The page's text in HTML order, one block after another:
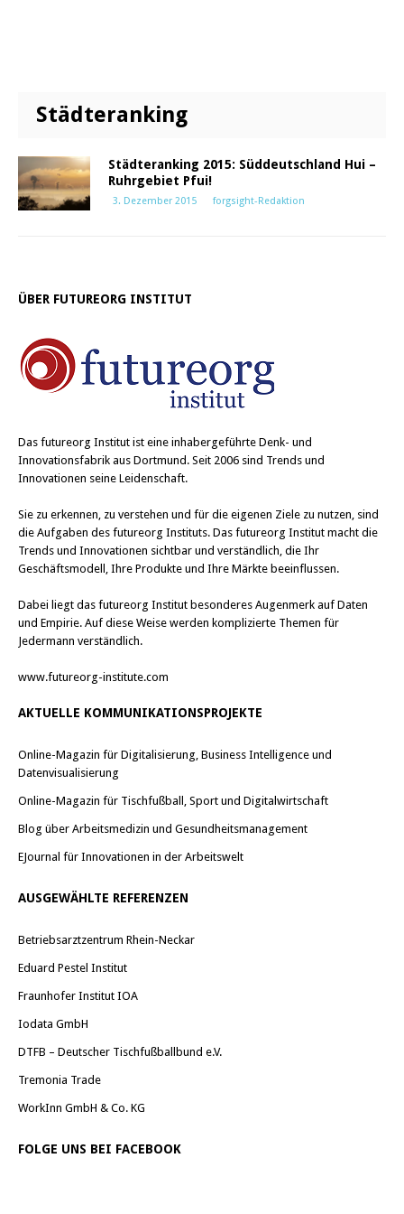
Städteranking
Städteranking 2015: Süddeutschland Hui –
Ruhrgebiet Pfui!
3. Dezember 2015 forgsight-Redaktion
ÜBER FUTUREORG INSTITUT
Das futureorg Institut ist eine inhabergeführte Denk- und
Innovationsfabrik aus Dortmund. Seit 2006 sind Trends und
Innovationen seine Leidenschaft.
Sie zu erkennen, zu verstehen und für die eigenen Ziele zu nutzen, sind
die Aufgaben des futureorg Instituts. Das futureorg Institut macht die
Trends und Innovationen sichtbar und verständlich, die Ihr
Geschäftsmodell, Ihre Produkte und Ihre Märkte beeinflussen.
Dabei liegt das futureorg Institut besonderes Augenmerk auf Daten
und Empirie. Auf diese Weise werden komplizierte Themen für
Jedermann verständlich.
www.futureorg-institute.com
AKTUELLE KOMMUNIKATIONSPROJEKTE
Online-Magazin für Digitalisierung, Business Intelligence und
Datenvisualisierung
Online-Magazin für Tischfußball, Sport und Digitalwirtschaft
Blog über Arbeitsmedizin und Gesundheitsmanagement
EJournal für Innovationen in der Arbeitswelt
AUSGEWÄHLTE REFERENZEN
Betriebsarztzentrum Rhein-Neckar
Eduard Pestel Institut
Fraunhofer Institut IOA
Iodata GmbH
DTFB – Deutscher Tischfußballbund e.V.
Tremonia Trade
WorkInn GmbH & Co. KG
FOLGE UNS BEI FACEBOOK